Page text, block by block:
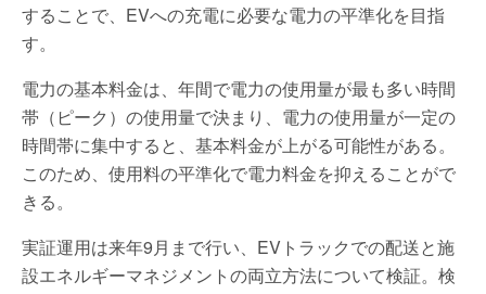
することで、EVへの充電に必要な電力の平準化を目指
す。
電力の基本料金は、年間で電力の使用量が最も多い時間
帯（ピーク）の使用量で決まり、電力の使用量が一定の
時間帯に集中すると、基本料金が上がる可能性がある。
このため、使用料の平準化で電力料金を抑えることがで
きる。
実証運用は来年9月まで行い、EVトラックでの配送と施
設エネルギーマネジメントの両立方法について検証。検